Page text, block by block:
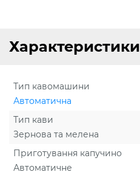
Характеристики
Тип кавомашини
Автоматична
Тип кави
Зернова та мелена
Приготування капучино
Автоматичне